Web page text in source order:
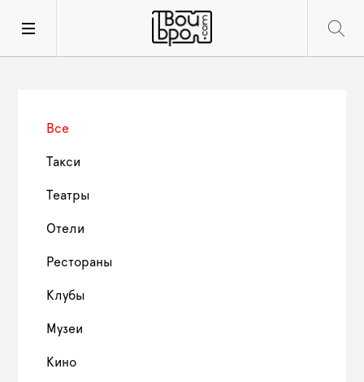
Все
Такси
Театры
Отели
Рестораны
Клубы
Музеи
Кино